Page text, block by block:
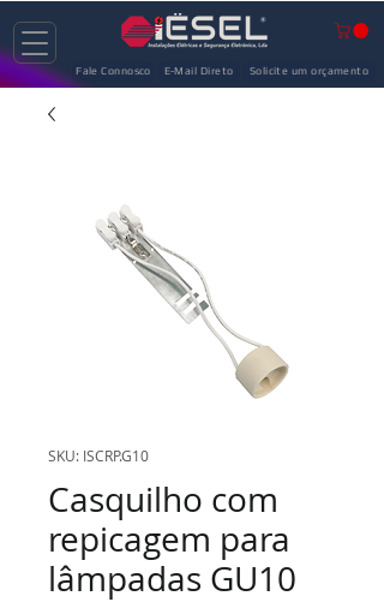
Fale Connosco E-Mail Direto Solicite um orçamento
SKU: ISCRP.G10
Casquilho com
repicagem para
lâmpadas GU10